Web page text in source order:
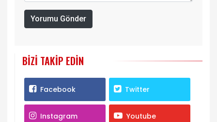
Yorumu Gönder
BIZI TAKIP EDIN
Facebook Twitter
Instagram Youtube